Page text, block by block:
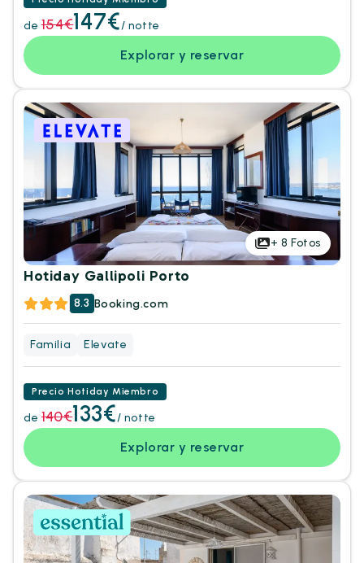
de 154€147€/ notte
Explorar y reservar
+ 8 Fotos
Hotiday Gallipoli Porto
8.3 Booking.com
Familia Elevate
Precio Hotiday Miembro
de 140€133€/ notte
Explorar y reservar